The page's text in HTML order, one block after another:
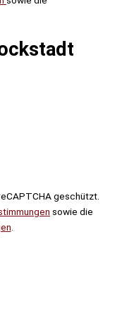
geschützt.
sowie die